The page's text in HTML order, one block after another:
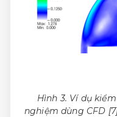
Hình3. Ví dụ
nghiệm dùng CFD